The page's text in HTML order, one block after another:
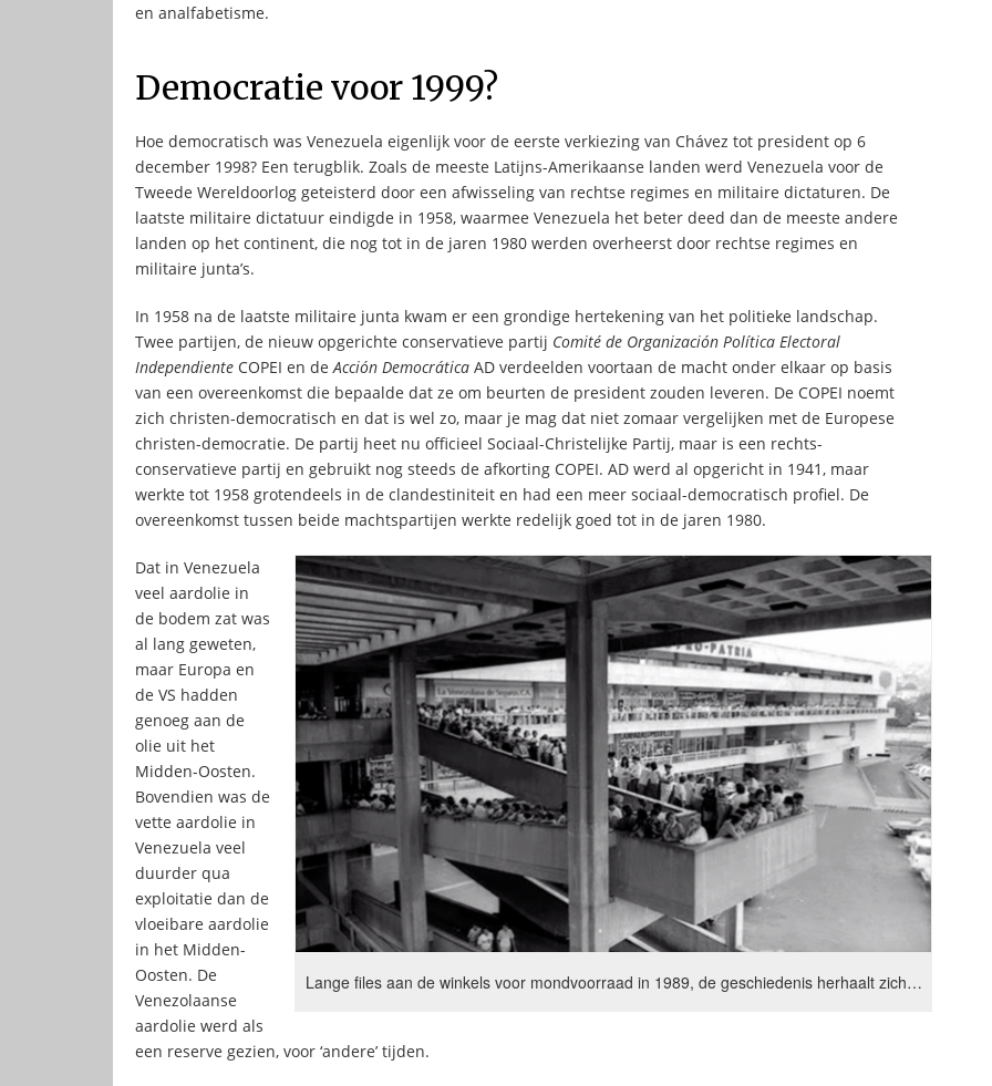
en analfabetisme.
Democratie voor 1999?
Hoe democratisch was Venezuela eigenlijk voor de eerste verkiezing van Chávez tot president op 6
december 1998? Een terugblik. Zoals de meeste Latijns-Amerikaanse landen werd Venezuela voor de
Tweede Wereldoorlog geteisterd door een afwisseling van rechtse regimes en militaire dictaturen. De
laatste militaire dictatuur eindigde in 1958, waarmee Venezuela het beter deed dan de meeste andere
landen op het continent, die nog tot in de jaren 1980 werden overheerst door rechtse regimes en
militaire junta’s.
In 1958 na de laatste militaire junta kwam er een grondige hertekening van het politieke landschap.
Twee partijen, de nieuw opgerichte conservatieve partij Comité de Organización Política Electoral
Independiente COPEI en de Acción Democrática AD verdeelden voortaan de macht onder elkaar op basis
van een overeenkomst die bepaalde dat ze om beurten de president zouden leveren. De COPEI noemt
zich christen-democratisch en dat is wel zo, maar je mag dat niet zomaar vergelijken met de Europese
christen-democratie. De partij heet nu officieel Sociaal-Christelijke Partij, maar is een rechts-
conservatieve partij en gebruikt nog steeds de afkorting COPEI. AD werd al opgericht in 1941, maar
werkte tot 1958 grotendeels in de clandestiniteit en had een meer sociaal-democratisch profiel. De
overeenkomst tussen beide machtspartijen werkte redelijk goed tot in de jaren 1980.
Lange files aan de winkels voor mondvoorraad in 1989, de geschiedenis herhaalt zich…
Dat in Venezuela
veel aardolie in
de bodem zat was
al lang geweten,
maar Europa en
de VS hadden
genoeg aan de
olie uit het
Midden-Oosten.
Bovendien was de
vette aardolie in
Venezuela veel
duurder qua
exploitatie dan de
vloeibare aardolie
in het Midden-
Oosten. De
Venezolaanse
aardolie werd als
een reserve gezien, voor ‘andere’ tijden.